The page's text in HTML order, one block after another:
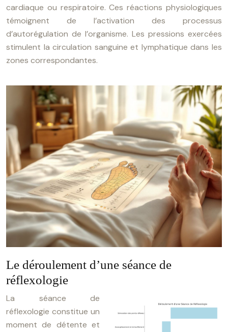
cardiaque ou respiratoire. Ces réactions physiologiques
témoignent de l’activation des processus
d’autorégulation de l’organisme. Les pressions exercées
stimulent la circulation sanguine et lymphatique dans les
zones correspondantes.
Le déroulement d’une séance de
réflexologie
La séance de
réflexologie constitue un
moment de détente et